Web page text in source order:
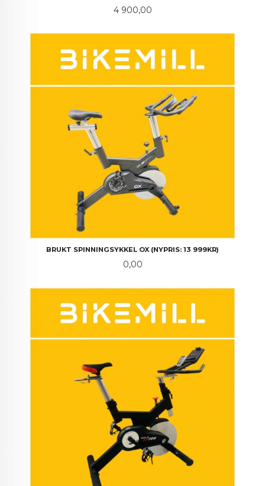
Pris
4 900,00
BRUKT SPINNINGSYKKEL OX (NYPRIS: 13 999KR)
Pris
0,00